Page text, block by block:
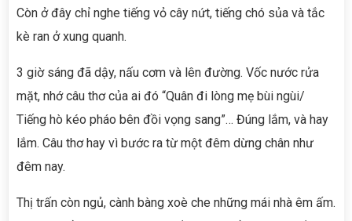
Còn ở đây chỉ nghe tiếng vỏ cây nứt, tiếng chó sủa và tắc
kè ran ở xung quanh.
3 giờ sáng đã dậy, nấu cơm và lên đường. Vốc nước rửa
mặt, nhớ câu thơ của ai đó “Quân đi lòng mẹ bùi ngùi/
Tiếng hò kéo pháo bên đồi vọng sang”… Đúng lắm, và hay
lắm. Câu thơ hay vì bước ra từ một đêm dừng chân như
đêm nay.
Thị trấn còn ngủ, cành bàng xoè che những mái nhà êm ấm.